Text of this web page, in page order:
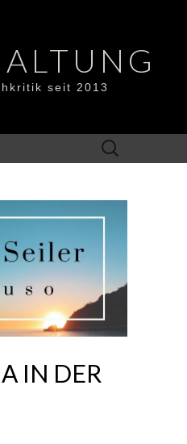
seit 2013
Suchen
nach:
IN DER